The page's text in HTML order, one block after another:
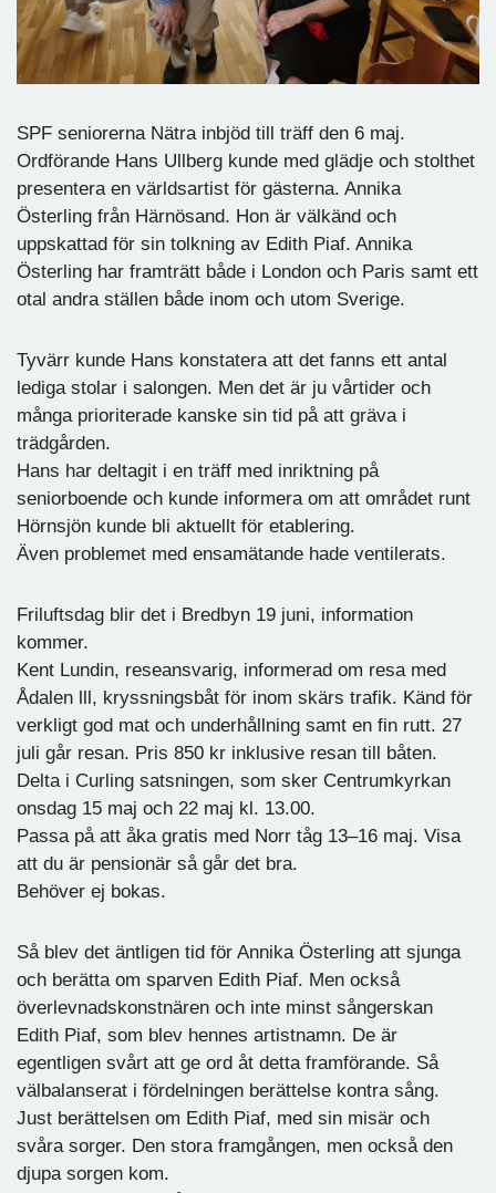
SPF seniorerna Nätra inbjöd till träff den 6 maj.
Ordförande Hans Ullberg kunde med glädje och stolthet
presentera en världsartist för gästerna. Annika
Österling från Härnösand. Hon är välkänd och
uppskattad för sin tolkning av Edith Piaf. Annika
Österling har framträtt både i London och Paris samt ett
otal andra ställen både inom och utom Sverige.
Tyvärr kunde Hans konstatera att det fanns ett antal
lediga stolar i salongen. Men det är ju vårtider och
många prioriterade kanske sin tid på att gräva i
trädgården.
Hans har deltagit i en träff med inriktning på
seniorboende och kunde informera om att området runt
Hörnsjön kunde bli aktuellt för etablering.
Även problemet med ensamätande hade ventilerats.
Friluftsdag blir det i Bredbyn 19 juni, information
kommer.
Kent Lundin, reseansvarig, informerad om resa med
Ådalen lll, kryssningsbåt för inom skärs trafik. Känd för
verkligt god mat och underhållning samt en fin rutt. 27
juli går resan. Pris 850 kr inklusive resan till båten.
Delta i Curling satsningen, som sker Centrumkyrkan
onsdag 15 maj och 22 maj kl. 13.00.
Passa på att åka gratis med Norr tåg 13–16 maj. Visa
att du är pensionär så går det bra.
Behöver ej bokas.
Så blev det äntligen tid för Annika Österling att sjunga
och berätta om sparven Edith Piaf. Men också
överlevnadskonstnären och inte minst sångerskan
Edith Piaf, som blev hennes artistnamn. De är
egentligen svårt att ge ord åt detta framförande. Så
välbalanserat i fördelningen berättelse kontra sång.
Just berättelsen om Edith Piaf, med sin misär och
svåra sorger. Den stora framgången, men också den
djupa sorgen kom.